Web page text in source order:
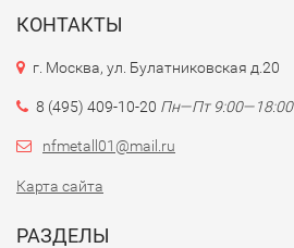
КОНТАКТЫ
г. Москва, ул. Булатниковская д.20
8 (495) 409-10-20 Пн—Пт 9:00—18:00
nfmetall01@mail.ru
Карта сайта
РАЗДЕЛЫ